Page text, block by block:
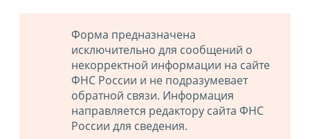
Форма предназначена
исключительно для сообщений о
некорректной информации на сайте
ФНС России и не подразумевает
обратной связи. Информация
направляется редактору сайта ФНС
России для сведения.